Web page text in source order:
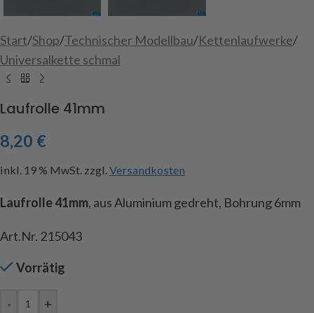
Start/Shop/Technischer Modellbau/Kettenlaufwerke/
Universalkette schmal
Laufrolle 41mm
8,20 €
inkl. 19 % MwSt. zzgl.Versandkosten
Laufrolle 41mm, aus Aluminium gedreht, Bohrung 6mm
Art.Nr. 215043
Vorrätig
- +